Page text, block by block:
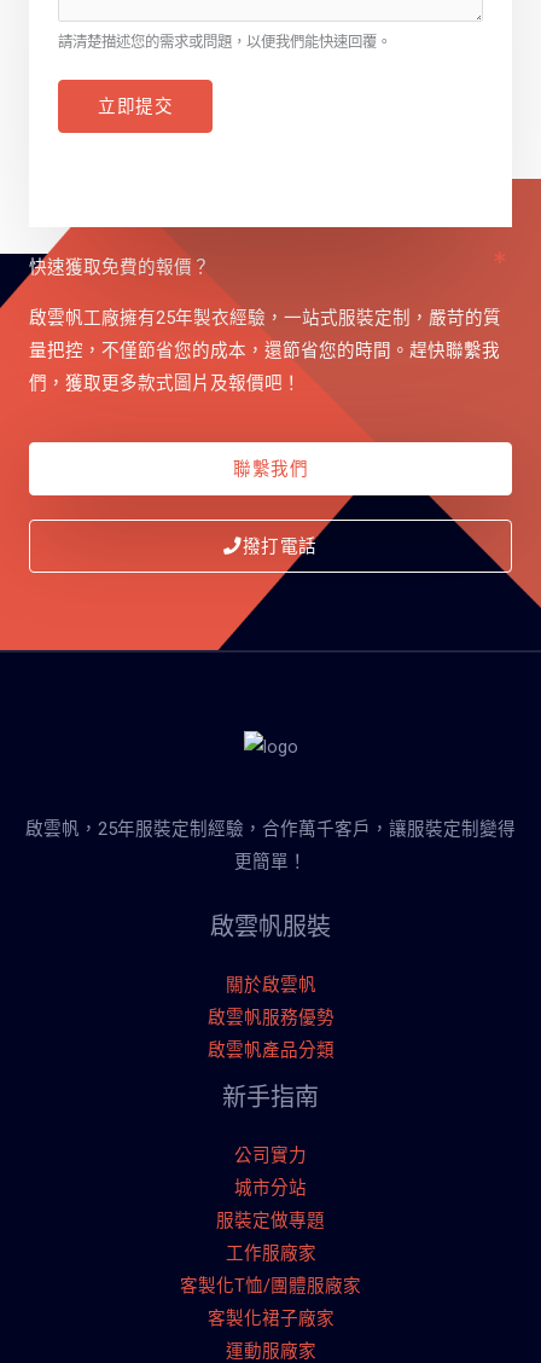
請清楚描述您的需求或問題，以便我們能快速回覆。
立即提交
快速獲取免費的報價？
啟雲帆工廠擁有25年製衣經驗，一站式服裝定制，嚴苛的質
量把控，不僅節省您的成本，還節省您的時間。趕快聯繫我
們，獲取更多款式圖片及報價吧！
聯繫我們
撥打電話
啟雲帆，25年服裝定制經驗，合作萬千客戶，讓服裝定制變得
更簡單！
啟雲帆服裝
關於啟雲帆
啟雲帆服務優勢
啟雲帆產品分類
新手指南
公司實力
城市分站
服裝定做專題
工作服廠家
客製化T恤/團體服廠家
客製化裙子廠家
運動服廠家